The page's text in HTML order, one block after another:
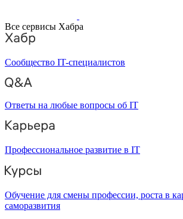
Все сервисы Хабра
Сообщество IT-специалистов
Ответы на любые вопросы об IT
Профессиональное развитие в IT
Обучение для смены профессии, роста в
саморазвития